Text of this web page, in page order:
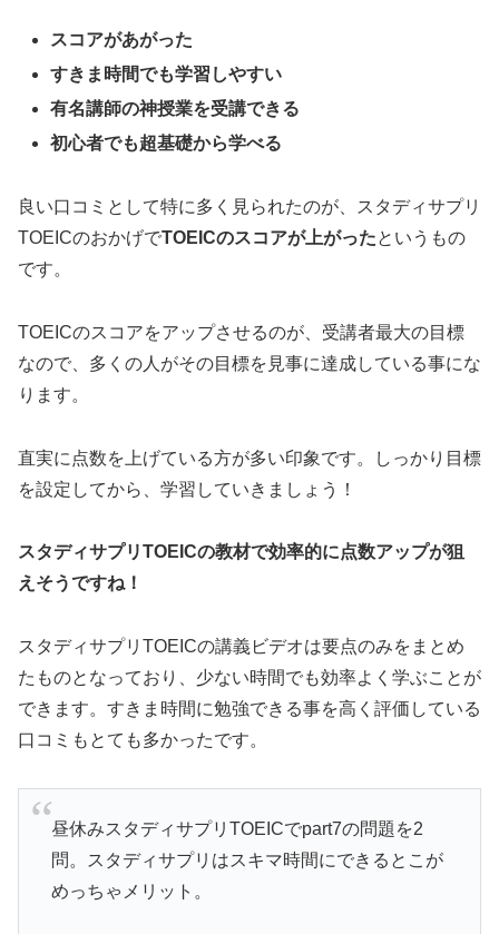
スコアがあがった
すきま時間でも学習しやすい
有名講師の神授業を受講できる
初心者でも超基礎から学べる
良い口コミとして特に多く見られたのが、スタディサプリ
TOEICのおかげでTOEICのスコアが上がったというもの
です。
TOEICのスコアをアップさせるのが、受講者最大の目標
なので、多くの人がその目標を見事に達成している事にな
ります。
直実に点数を上げている方が多い印象です。しっかり目標
を設定してから、学習していきましょう！
スタディサプリTOEICの教材で効率的に点数アップが狙
えそうですね！
スタディサプリTOEICの講義ビデオは要点のみをまとめ
たものとなっており、少ない時間でも効率よく学ぶことが
できます。すきま時間に勉強できる事を高く評価している
口コミもとても多かったです。
昼休みスタディサプリTOEICでpart7の問題を2
問。スタディサプリはスキマ時間にできるとこが
めっちゃメリット。